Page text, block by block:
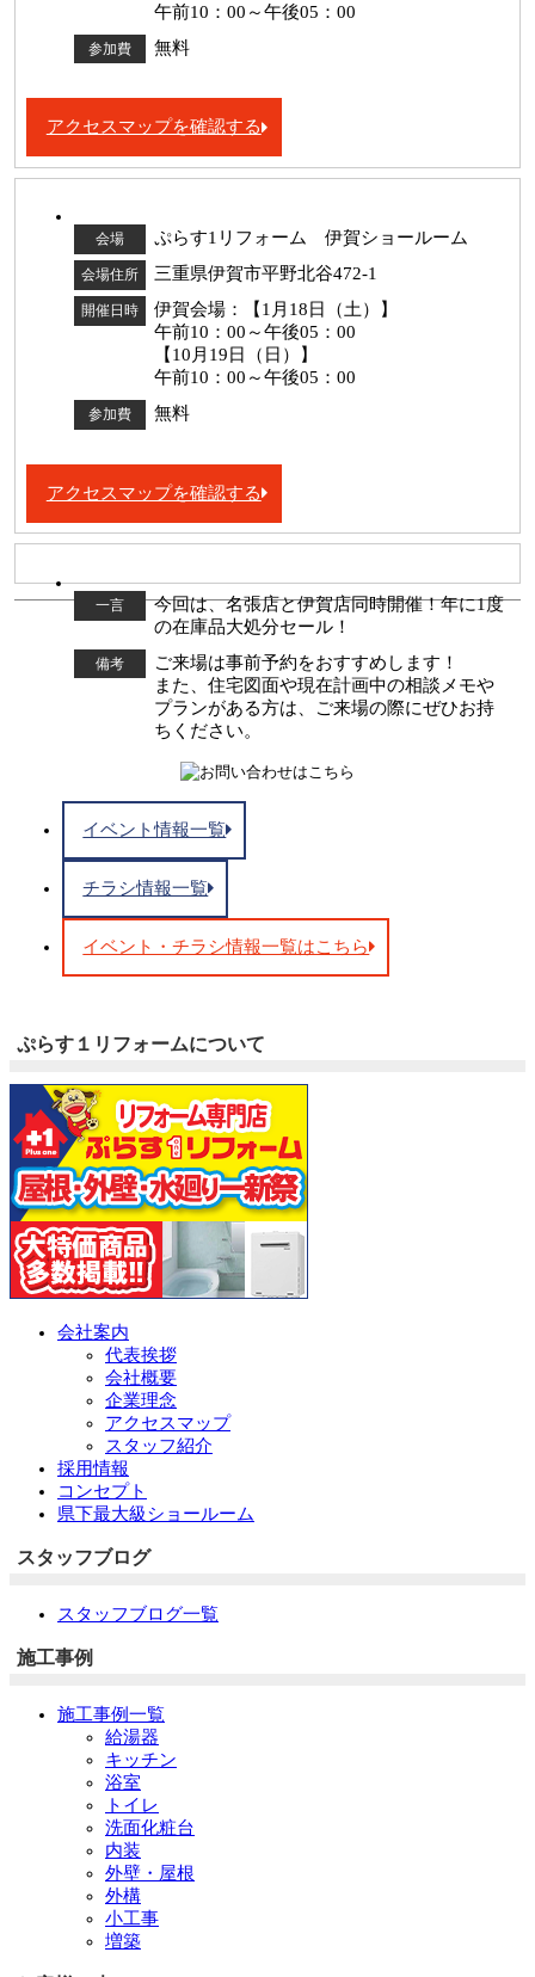
午前10：00～午後05：00
参加費 無料
アクセスマップを確認する
会場 ぷらす1リフォーム 伊賀ショールーム
会場住所 三重県伊賀市平野北谷472-1
開催日時
伊賀会場：【1月18日（土）】
午前10：00～午後05：00
【10月19日（日）】
午前10：00～午後05：00
参加費 無料
アクセスマップを確認する
一言
今回は、名張店と伊賀店同時開催！年に1度
の在庫品大処分セール！
備考
ご来場は事前予約をおすすめします！
また、住宅図面や現在計画中の相談メモや
プランがある方は、ご来場の際にぜひお持
ちください。
イベント情報一覧
チラシ情報一覧
イベント・チラシ情報一覧はこちら
ぷらす１リフォームについて
会社案内
代表挨拶
会社概要
企業理念
アクセスマップ
スタッフ紹介
採用情報
コンセプト
県下最大級ショールーム
スタッフブログ
スタッフブログ一覧
施工事例
施工事例一覧
給湯器
キッチン
浴室
トイレ
洗面化粧台
内装
外壁・屋根
外構
小工事
増築